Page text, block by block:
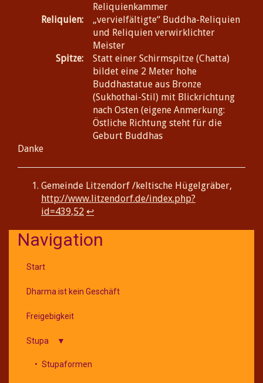
Reliquienkammer
Reliquien:
„vervielfältigte“ Buddha-Reliquien
und Reliquien verwirklichter
Meister
Spitze:
Statt einer Schirmspitze (Chatta)
bildet eine 2 Meter hohe
Buddhastatue aus Bronze
(Sukhothai-Stil) mit Blickrichtung
nach Osten (eigene Anmerkung:
Östliche Richtung steht für die
Geburt Buddhas
Danke
Gemeinde Litzendorf /keltische Hügelgräber,
http://www.litzendorf.de/index.php?
id=439,52 ↩
Navigation
Start
Dharma ist kein Geschäft
Freigebigkeit
Stupa
Stupaformen